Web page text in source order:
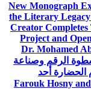
New Monograph
the Literary
Creator
Project and
Dr. Mohamed
سطوة الرقم وصناعة
أحد
Farouk Hosny